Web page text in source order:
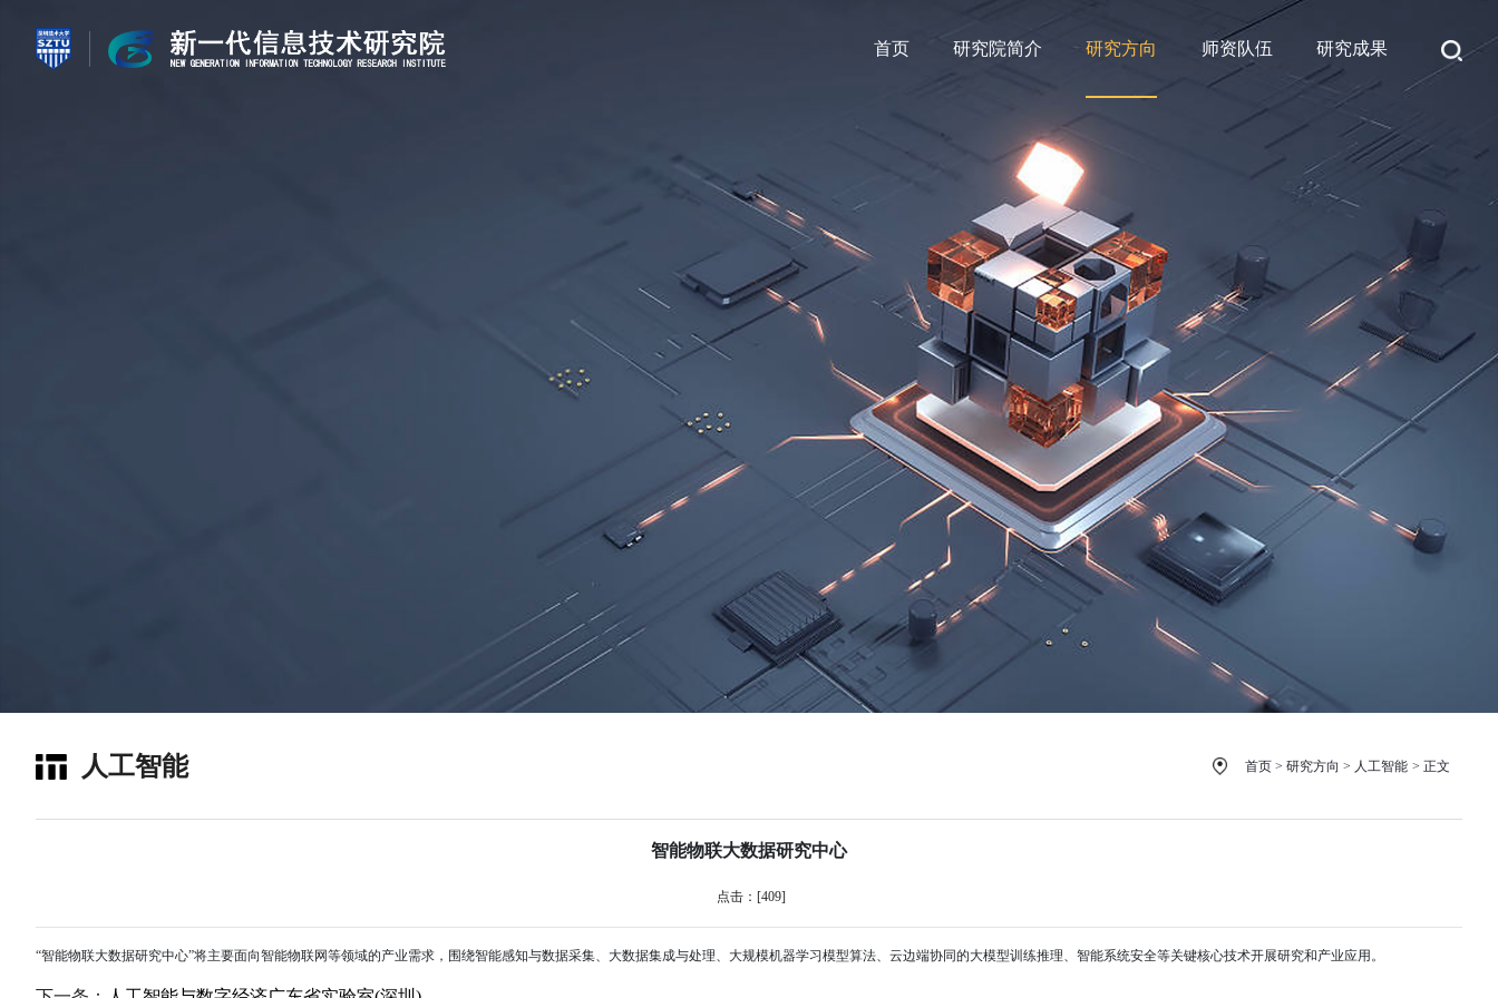
首页 研究院简介 研究方向 师资队伍 研究成果
人工智能 首页 > 研究方向 > 人工智能 > 正文
智能物联大数据研究中心
点击：[409]
“智能物联大数据研究中心”将主要面向智能物联网等领域的产业需求，围绕智能感知与数据采集、大数据集成与处理、大规模机器学习模型算法、云边端协同的大模型训练推理、智能系统安全等关键核心技术开展研究和产业应用。